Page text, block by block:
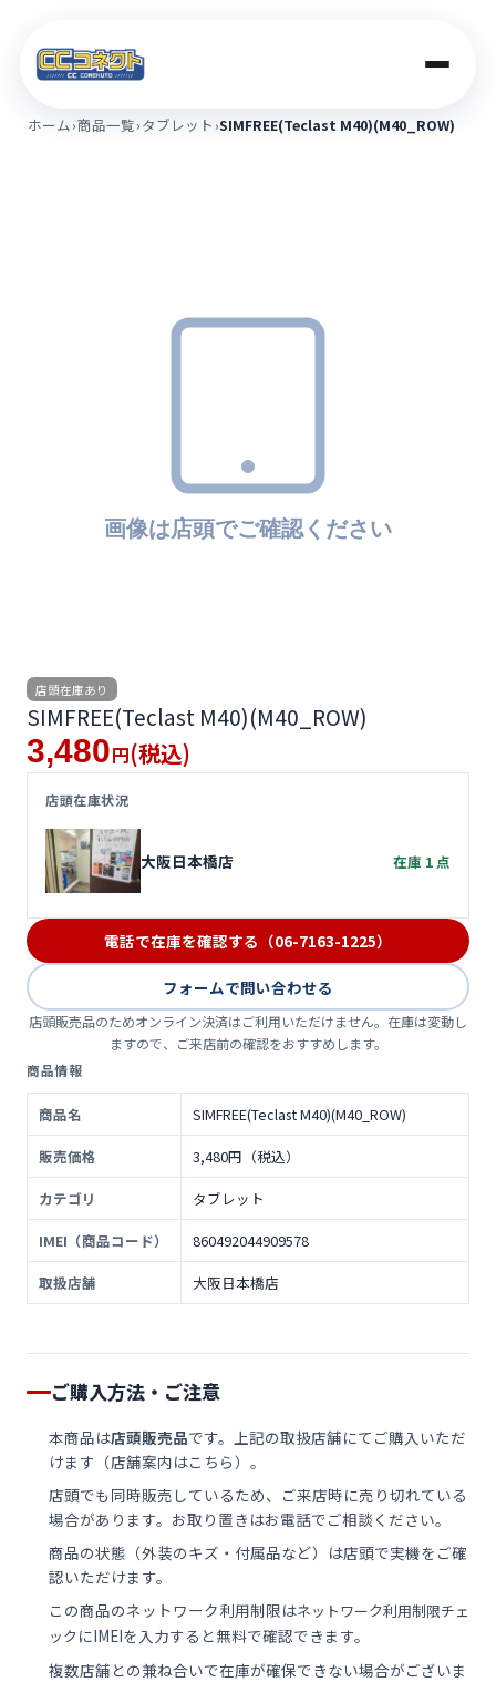
便利ツール
ログインする
ホーム›商品一覧›タブレット›SIMFREE(Teclast M40)(M40_ROW)
店頭在庫あり
SIMFREE(Teclast M40)(M40_ROW)
3,480 円 (税込)
店頭在庫状況
大阪日本橋店 在庫 1 点
電話で在庫を確認する（06-7163-1225）
フォームで問い合わせる
店頭販売品のためオンライン決済はご利用いただけません。在庫は変動し
ますので、ご来店前の確認をおすすめします。
商品情報
商品名
SIMFREE(Teclast M40)(M40_ROW)
販売価格
3,480円（税込）
カテゴリ
タブレット
IMEI（商品コード）
860492044909578
取扱店舗
大阪日本橋店
ご購入方法・ご注意
本商品は店頭販売品です。上記の取扱店舗にてご購入いただ
けます（店舗案内はこちら）。
店頭でも同時販売しているため、ご来店時に売り切れている
場合があります。お取り置きはお電話でご相談ください。
商品の状態（外装のキズ・付属品など）は店頭で実機をご確
認いただけます。
この商品のネットワーク利用制限はネットワーク利用制限チェ
ックにIMEIを入力すると無料で確認できます。
複数店舗との兼ね合いで在庫が確保できない場合がございま